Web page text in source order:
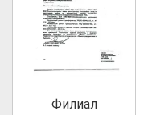
Филиал